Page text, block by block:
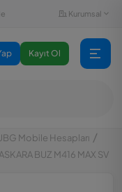
Kurumsal
Kayıt Ol
Mobile Hesapları
BUZ M416 MAX SV